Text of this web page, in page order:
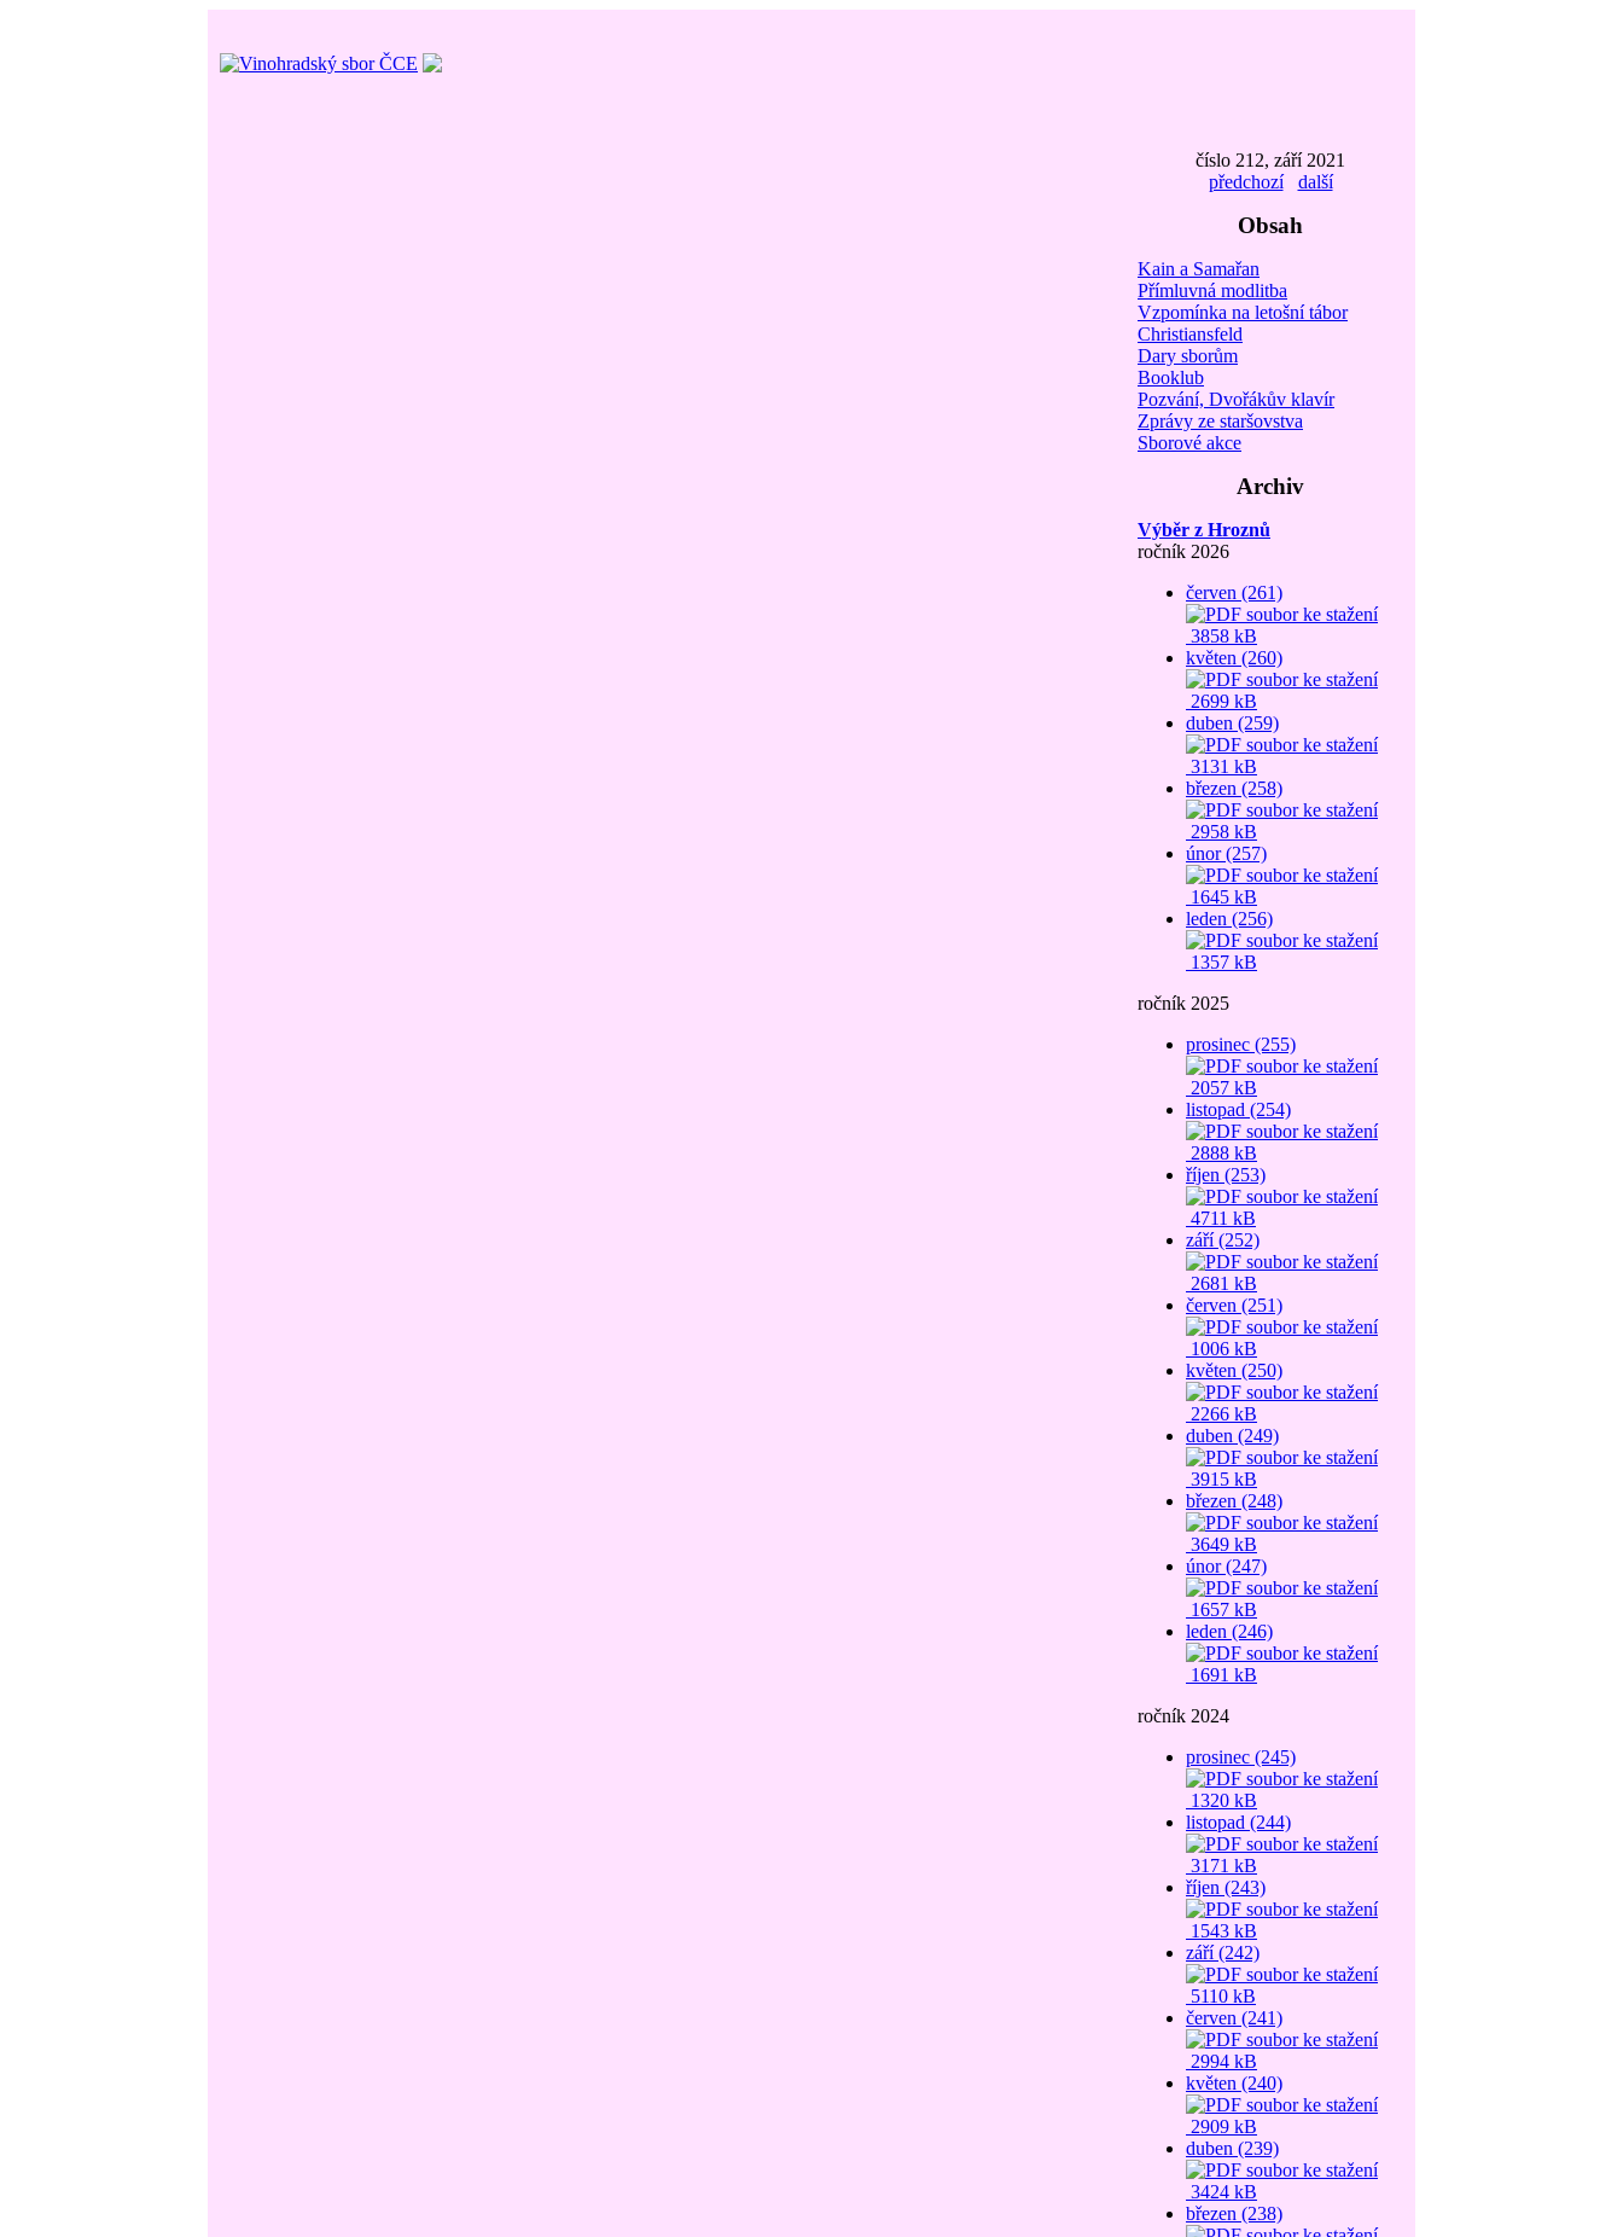
číslo 212, září 2021
předchozí
další
Obsah
Kain a Samařan
Přímluvná modlitba
Vzpomínka na letošní tábor
Christiansfeld
Dary sborům
Booklub
Pozvání, Dvořákův klavír
Zprávy ze staršovstva
Sborové akce
Archiv
Výběr z Hroznů
ročník 2026
červen (261)
3858 kB
květen (260)
2699 kB
duben (259)
3131 kB
březen (258)
2958 kB
únor (257)
1645 kB
leden (256)
1357 kB
ročník 2025
prosinec (255)
2057 kB
listopad (254)
2888 kB
říjen (253)
4711 kB
září (252)
2681 kB
červen (251)
1006 kB
květen (250)
2266 kB
duben (249)
3915 kB
březen (248)
3649 kB
únor (247)
1657 kB
leden (246)
1691 kB
ročník 2024
prosinec (245)
1320 kB
listopad (244)
3171 kB
říjen (243)
1543 kB
září (242)
5110 kB
červen (241)
2994 kB
květen (240)
2909 kB
duben (239)
3424 kB
březen (238)